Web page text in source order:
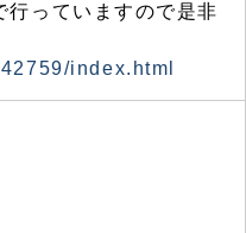
行っていますので是非
index.html